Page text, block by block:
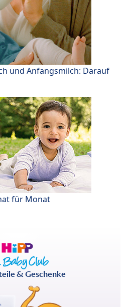
und Anfangsmilch: Darauf
für Monat
& Geschenke